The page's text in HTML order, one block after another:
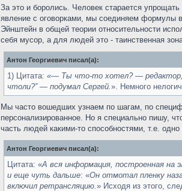
За это и боролись. Человек старается
явление с оговорками, мы соединяем формулы в
Эйнштейн в общей теории относительности
себя мусор, а для людей это - таинственная
Антон Георгиевич писал(а):
1) Цитата: «— Ты что-то хотел? — редактор,
чтоли?” — подумал Сергей.». Немного
Мы часто вошедших узнаем по шагам, по
персонализированное. Но я специально пишу,
часть людей какими-то способностями, т.е.
Антон Георгиевич писал(а):
Цитата: «А вся информация, построенная на
и еще чуть дальше: «Он отмотал пленку
включил ретрансляцию.» Исходя из этого,